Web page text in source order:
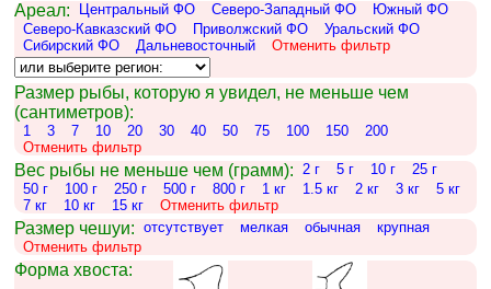
Ареал: Центральный ФО Северо-Западный ФО
Южный ФО
Северо-Кавказский ФО
Приволжский ФО
Уральский ФО
Сибирский ФО
Дальневосточный Отменить фильтр
Размер рыбы, которую я увидел, не меньше чем
(сантиметров):
1 3 7 10 20 30 40 50 75 100 150
200
Отменить фильтр
Вес рыбы не меньше чем (грамм): 2 г 5 г 10 г
25 г
50 г
100 г 250 г 500 г 800 г 1 кг 1.5 кг 2 кг 3 кг
5 кг
7 кг
10 кг 15 кг Отменить фильтр
Размер чешуи: отсутствует мелкая обычная
крупная
Отменить фильтр
Форма хвоста: